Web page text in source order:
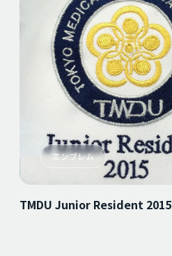
エンブレム
TMDU Junior Resident 2015